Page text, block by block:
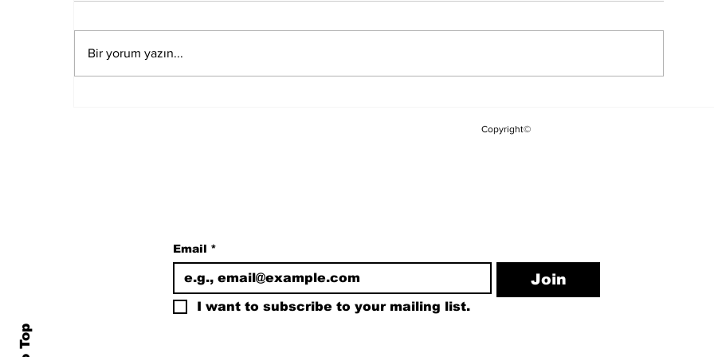
Ardından İlk MGK
Bir yorum yazın...
Copyright©
Email *
Join
I want to subscribe to your mailing list.